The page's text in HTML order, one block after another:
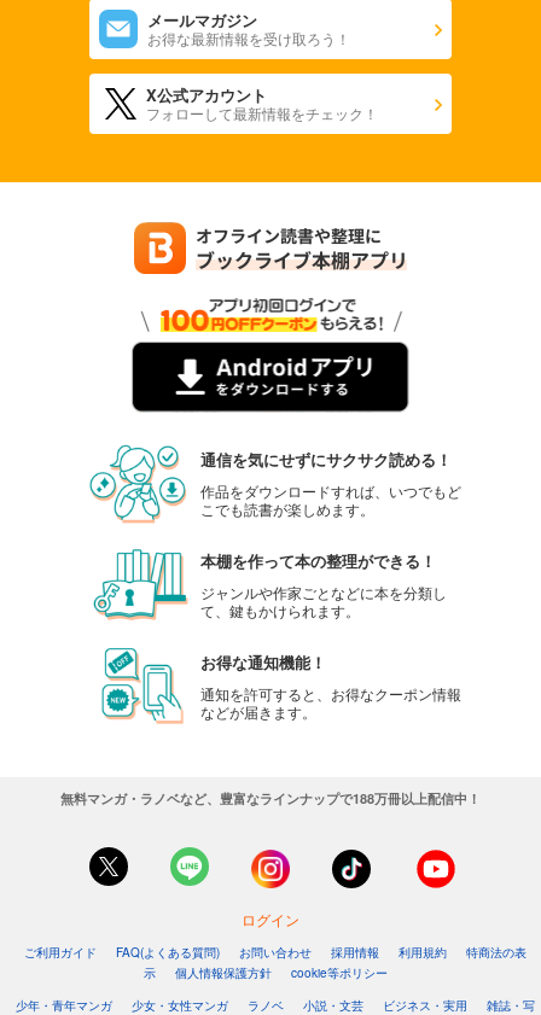
メールマガジン
お得な最新情報を受け取ろう！
X公式アカウント
フォローして最新情報をチェック！
通信を気にせずにサクサク読める！
作品をダウンロードすれば、いつでもど
こでも読書が楽しめます。
本棚を作って本の整理ができる！
ジャンルや作家ごとなどに本を分類し
て、鍵もかけられます。
お得な通知機能！
通知を許可すると、お得なクーポン情報
などが届きます。
無料マンガ・ラノベなど、豊富なラインナップで188万冊以上配信中！
ログイン
ご利用ガイド FAQ(よくある質問) お問い合わせ 採用情報 利用規約
特商法の表
示
個人情報保護方針
cookie等ポリシー
少年・青年マンガ
少女・女性マンガ ラノベ 小説・文芸 ビジネス・実用 雑誌・写